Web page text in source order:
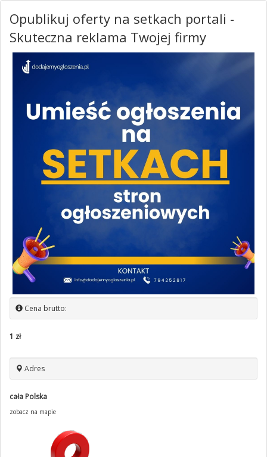
Opublikuj oferty na setkach portali -
Skuteczna reklama Twojej firmy
Cena brutto:
1 zł
Adres
cała Polska
zobacz na mapie